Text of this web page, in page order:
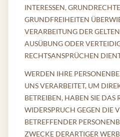
INTERESSEN,
GRUNDFREIHEITEN
VERARBEITUNG DER
AUSÜBUNG ODER
RECHTSANSPRÜCHEN
WERDEN IHRE
UNS VERARBEITET, UM
BETREIBEN, HABEN SIE DAS
WIDERSPRUCH GEGEN DIE
BETREFFENDER
ZWECKE DERARTIGER